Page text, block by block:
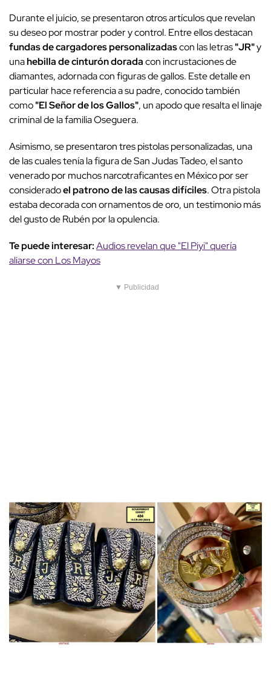
Durante el juicio, se presentaron otros artículos que revelan
su deseo por mostrar poder y control. Entre ellos destacan
fundas decargadores personalizadascon las letras"JR"y
unahebilla de cinturón doradacon incrustaciones de
diamantes, adornada con figuras de gallos. Este detalle en
particular hace referencia a su padre, conocido también
como"El Señor de los Gallos", un apodo que resalta el linaje
criminal de la familia Oseguera.
Asimismo, se presentaron tres pistolas personalizadas, una
de las cuales tenía la figura de San Judas Tadeo, el santo
venerado por muchos narcotraficantes en México por ser
consideradoel patrono de las causas difíciles. Otra pistola
estaba decorada con ornamentos de oro, un testimonio más
del gusto de Rubén por la opulencia.
Te puede interesar:Audios revelan que "El Piyi" quería
aliarse con Los Mayos
▼ Publicidad